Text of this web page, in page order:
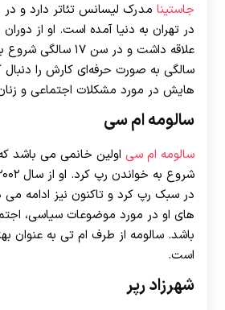
جاستینا
در تهران به دنیا آمده است. او از
سالگی به صورت حرفه‌ای کارش را
هایش در مورد مشکلات اجتماعی و
سالومه ام سی
سالومه ام سی اولین خانمی می باشد
در سبک رپ کرد و تاکنون نیز ادامه
های او در مورد موضوعات سیاسی،
باشد. سالومه از طرف ام تی به عنوان
است.
شهرزاد رپر